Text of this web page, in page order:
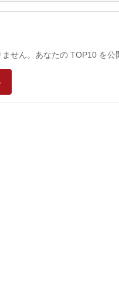
せん。あなたの TOP10 を公